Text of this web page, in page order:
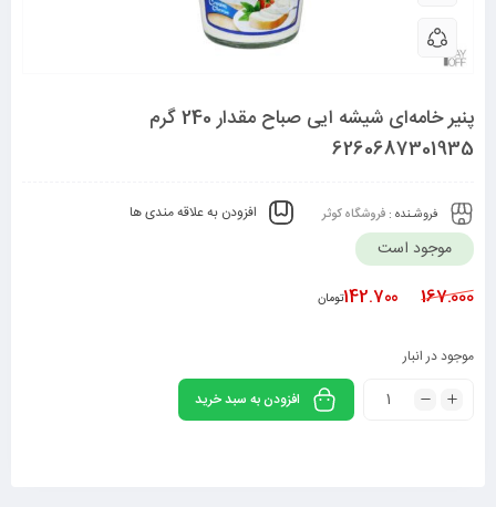
پنیر خامه‌ای شیشه ایی صباح مقدار 240 گرم
6260687301935
فروشـنده : فروشگاه کوثر افزودن به علاقه مندی ها
موجود است
167.000
142.700تومان
موجود در انبار
افزودن به سبد خرید